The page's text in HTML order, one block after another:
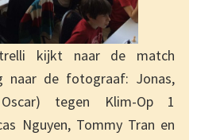
kijkt naar de match
naar de fotograaf: Jonas,
tegen Klim-Op 1
Nguyen, Tommy Tran en